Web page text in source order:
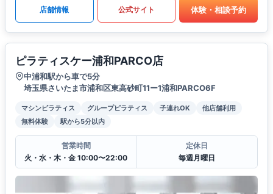
店舗情報 公式サイト 体験・相談予約
ピラティスケー浦和PARCO店
中浦和駅から車で5分
埼玉県さいたま市浦和区東高砂町11ー1浦和PARCO6F
マシンピラティス グループピラティス 子連れOK
他店舗利用
無料体験
駅から5分以内
営業時間
火・水・木・金 10:00〜22:00
定休日
毎週月曜日